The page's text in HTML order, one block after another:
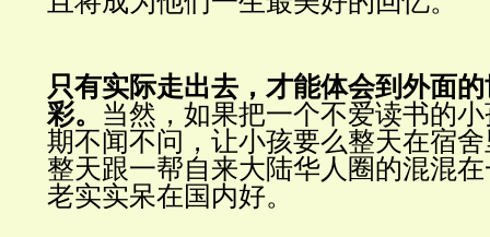
只有实际走出去，才能体会到外面
彩。 当然，如果把一个不爱读书的
期不闻不问，让小孩要么整天在宿
整天跟一帮自来大陆华人圈的混混
老实实呆在国内好。